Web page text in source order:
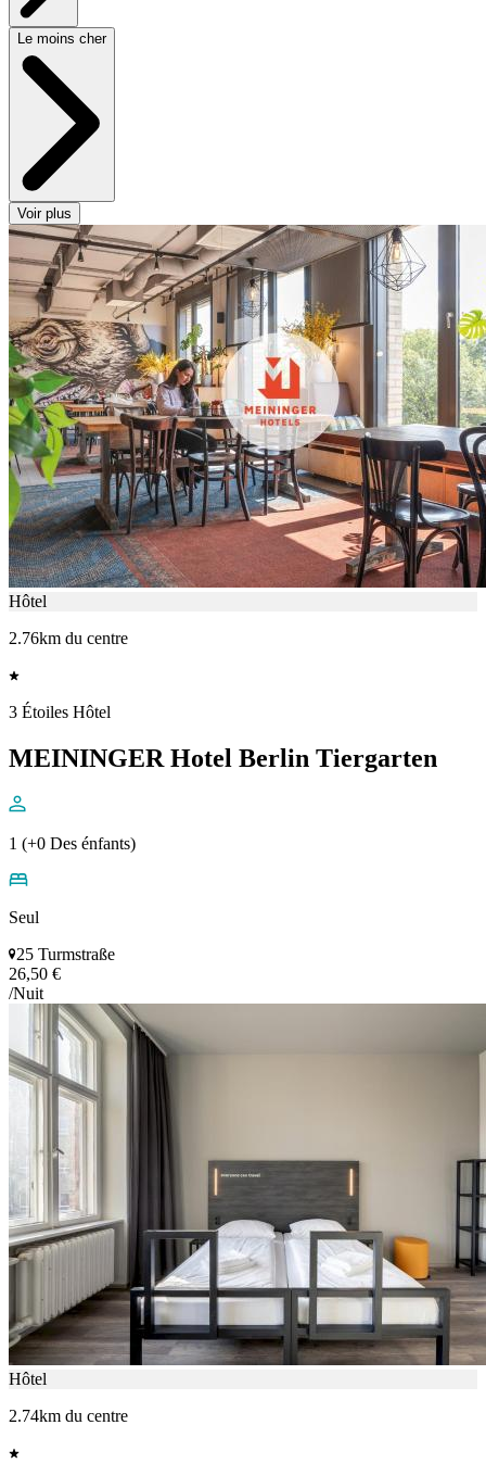
Le moins cher
Voir plus
Hôtel
2.76km du centre
3 Étoiles Hôtel
MEININGER Hotel Berlin Tiergarten
1 (+0 Des énfants)
Seul
25 Turmstraße
26,50 €
/Nuit
Hôtel
2.74km du centre